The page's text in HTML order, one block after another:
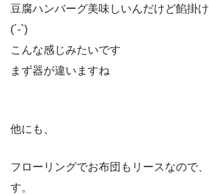
豆腐ハンバーグ美味しいんだけど餡掛
(´-`)
こんな感じみたいです
まず器が違いますね
他にも、
フローリングでお布団もリースなので
す。